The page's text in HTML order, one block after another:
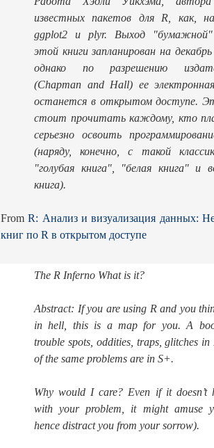
известных пакетов для R, как,
ggplot2 и plyr. Выход "бумажной"
этой книги запланирован на
однако по разрешению
(Chapman and Hall) ее
останется в открытом доступе.
стоит прочитать каждому, кто
серьезно освоить
(наряду, конечно, с такой
"голубая книга", "белая книга" и
книга).
FromR: Анализ и визуализация данных:
книг по R в открытом доступе
The R Inferno What is it?
Abstract: If you are using R and you
in hell, this is a map for you. A
trouble spots, oddities, traps, glitches in
of the same problems are in S+.
Why would I care? Even if it doesn’t
with your problem, it might amuse
hence distract you from your sorrow).